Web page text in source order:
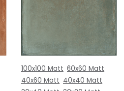
100x100 Matt 60x60 Matt
40x60 Matt 40x40 Matt